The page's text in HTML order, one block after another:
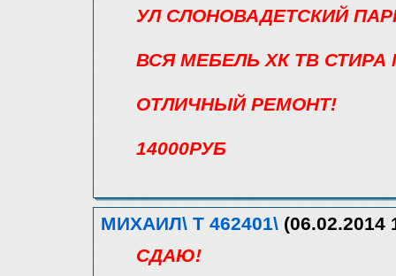
УЛ СЛОНОВАДЕТСКИЙ
ВСЯ МЕБЕЛЬ ХК ТВ
ОТЛИЧНЫЙ РЕМОНТ!
14000РУБ
МИХАИЛ\ Т 462401\ (06.02.2014
СДАЮ!